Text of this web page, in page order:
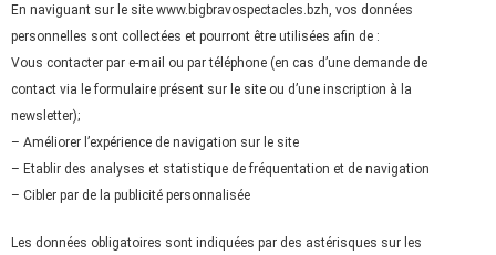
En naviguant sur le site www.bigbravospectacles.bzh, vos données
personnelles sont collectées et pourront être utilisées afin de :
Vous contacter par e-mail ou par téléphone (en cas d’une demande de
contact via le formulaire présent sur le site ou d’une inscription à la
newsletter);
– Améliorer l’expérience de navigation sur le site
– Etablir des analyses et statistique de fréquentation et de navigation
– Cibler par de la publicité personnalisée
Les données obligatoires sont indiquées par des astérisques sur les